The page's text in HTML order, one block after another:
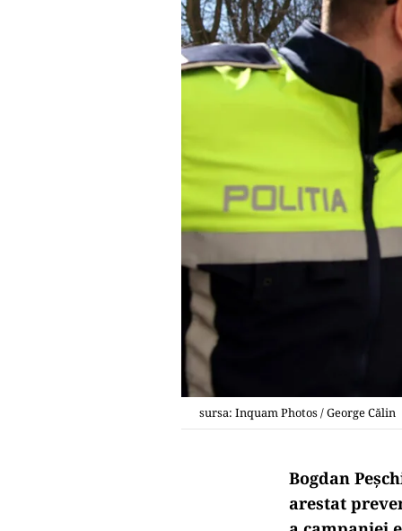
sursa: Inquam Photos / George Călin
Bogdan
arestat